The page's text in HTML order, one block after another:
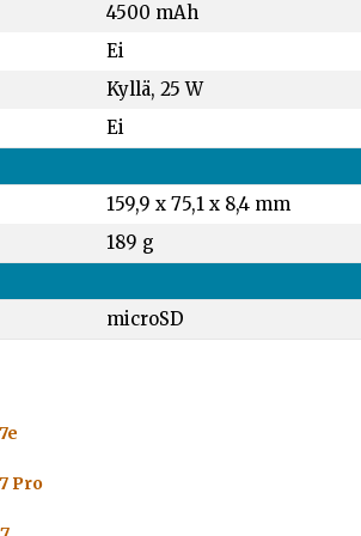
4500 mAh
Ei
Kyllä, 25 W
Ei
159,9 x 75,1 x 8,4 mm
189 g
microSD
Pro